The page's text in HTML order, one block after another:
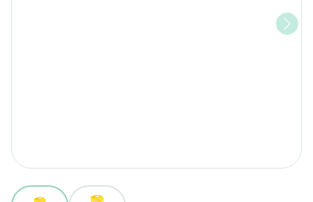
View larger imageView larger image